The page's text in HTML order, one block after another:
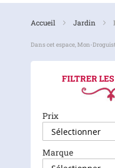
Accueil Jardin
Dans cet espace, Mon-
FILTRER
Prix
Marque